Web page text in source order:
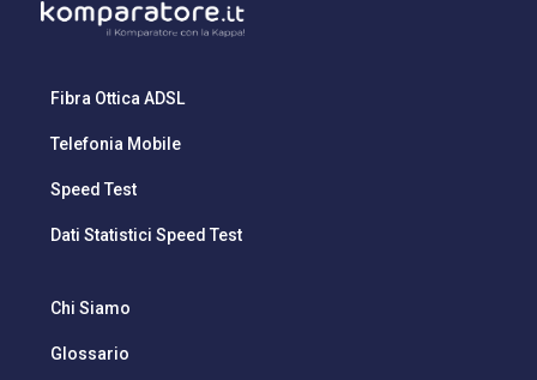
Fibra Ottica ADSL
Telefonia Mobile
Speed Test
Dati Statistici Speed Test
Chi Siamo
Glossario